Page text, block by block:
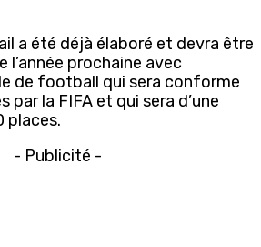
a été déjà élaboré et devra être
l’année prochaine avec
de football qui sera conforme
par la FIFA et qui sera d’une
places.
- Publicité -